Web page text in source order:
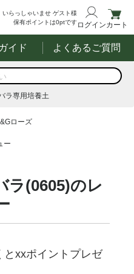
いらっしゃいませ ゲスト様
保有ポイントは0ptですログインカート
イド よくあるご質問
いバラ、バラ専用培養土
ラ専用培養土
ローズ
ー
ラ(0605)のレ
とxxポイントプレゼ